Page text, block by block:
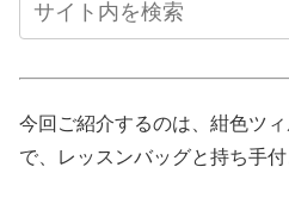
今回ご紹介するのは、紺色ツ
で、レッスンバッグと持ち手付